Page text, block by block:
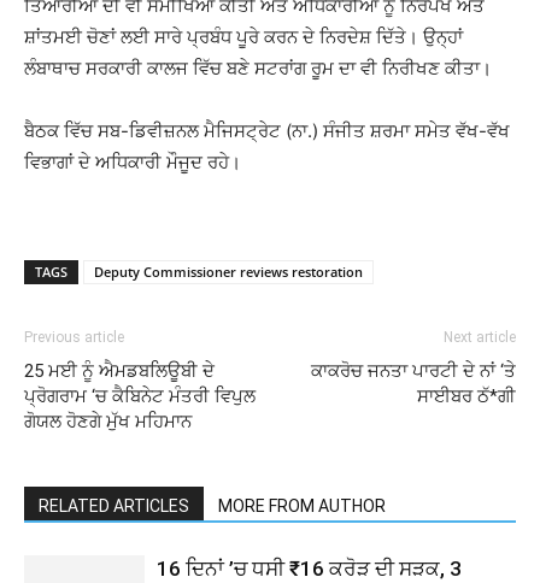
ਤਿਆਰੀਆਂ ਦੀ ਵੀ ਸਮੀਖਿਆ ਕੀਤੀ ਅਤੇ ਅਧਿਕਾਰੀਆਂ ਨੂੰ ਨਿਰਪੱਖ ਅਤੇ
ਸ਼ਾਂਤਮਈ ਚੋਣਾਂ ਲਈ ਸਾਰੇ ਪ੍ਰਬੰਧ ਪੂਰੇ ਕਰਨ ਦੇ ਨਿਰਦੇਸ਼ ਦਿੱਤੇ। ਉਨ੍ਹਾਂ
ਲੰਬਾਥਾਚ ਸਰਕਾਰੀ ਕਾਲਜ ਵਿੱਚ ਬਣੇ ਸਟਰਾਂਗ ਰੂਮ ਦਾ ਵੀ ਨਿਰੀਖਣ ਕੀਤਾ।
ਬੈਠਕ ਵਿੱਚ ਸਬ-ਡਿਵੀਜ਼ਨਲ ਮੈਜਿਸਟ੍ਰੇਟ (ਨਾ.) ਸੰਜੀਤ ਸ਼ਰਮਾ ਸਮੇਤ ਵੱਖ-ਵੱਖ
ਵਿਭਾਗਾਂ ਦੇ ਅਧਿਕਾਰੀ ਮੌਜੂਦ ਰਹੇ।
TAGS Deputy Commissioner reviews restoration
Previous article
25 ਮਈ ਨੂੰ ਐਮਡਬਲਿਊਬੀ ਦੇ
ਪ੍ਰੋਗਰਾਮ ‘ਚ ਕੈਬਿਨੇਟ ਮੰਤਰੀ ਵਿਪੁਲ
ਗੋਯਲ ਹੋਣਗੇ ਮੁੱਖ ਮਹਿਮਾਨ
Next article
ਕਾਕਰੋਚ ਜਨਤਾ ਪਾਰਟੀ ਦੇ ਨਾਂ ‘ਤੇ
ਸਾਈਬਰ ਠੱ*ਗੀ
RELATED ARTICLES MORE FROM AUTHOR
16 ਦਿਨਾਂ ’ਚ ਧਸੀ ₹16 ਕਰੋੜ ਦੀ ਸੜਕ, 3